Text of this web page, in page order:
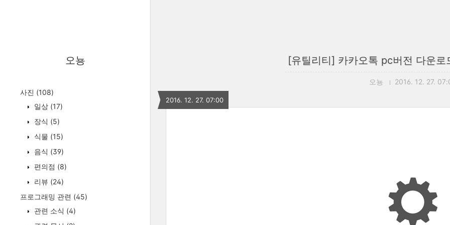
오뇽
사진 (108)
일상 (17)
장식 (5)
식물 (15)
음식 (39)
편의점 (8)
리뷰 (24)
프로그래밍 관련 (45)
관련 소식 (4)
[유틸리티] 카카오톡 pc버전 다운로
오뇽 2016. 12. 27.
2016. 12. 27. 07:00